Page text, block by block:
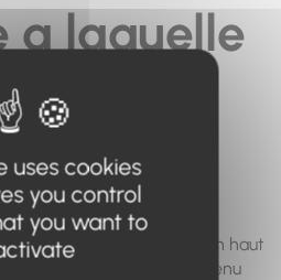
a laquelle
à
n'existe
ou plus.
le moteur de recherche en haut
menu pour trouver le contenu
uses cookies
you control
you want to